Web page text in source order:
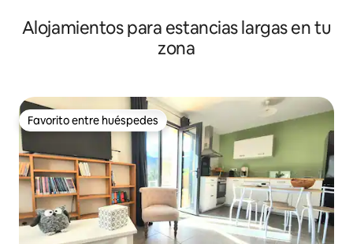
Alojamientos para estancias largas en tu
zona
Favorito entre huéspedes
Favorito entre huéspedes